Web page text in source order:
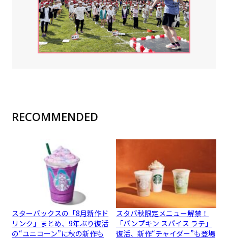
RECOMMENDED
スターバックスの「8月新作ド
リンク」まとめ、9年ぶり復活
の“ユニコーン”に秋の新作も
スタバ秋限定メニュー解禁！
「パンプキン スパイス ラテ」
復活、新作“チャイダー”も登場